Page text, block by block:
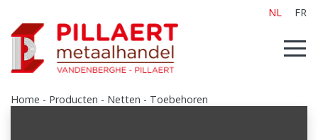
NL FR
Home - Producten - Netten - Toebehoren